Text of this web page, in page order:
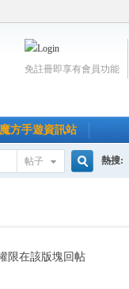
免註冊即享有會員功能
魔方手遊資訊站
帖子
索
熱搜:
限在該版塊回帖